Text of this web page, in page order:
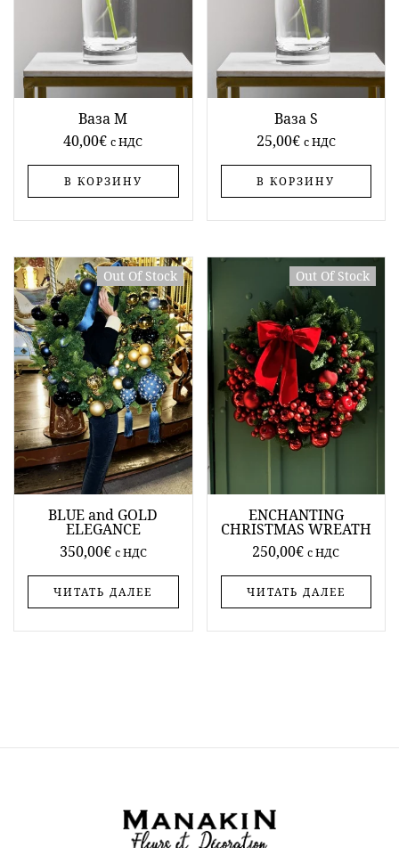
Ваза M
40,00€ c НДС
В КОРЗИНУ
Ваза S
25,00€ c НДС
В КОРЗИНУ
Out Of Stock
BLUE and GOLD
ELEGANCE
350,00€ c НДС
ЧИТАТЬ ДАЛЕЕ
Out Of Stock
ENCHANTING
CHRISTMAS WREATH
250,00€ c НДС
ЧИТАТЬ ДАЛЕЕ